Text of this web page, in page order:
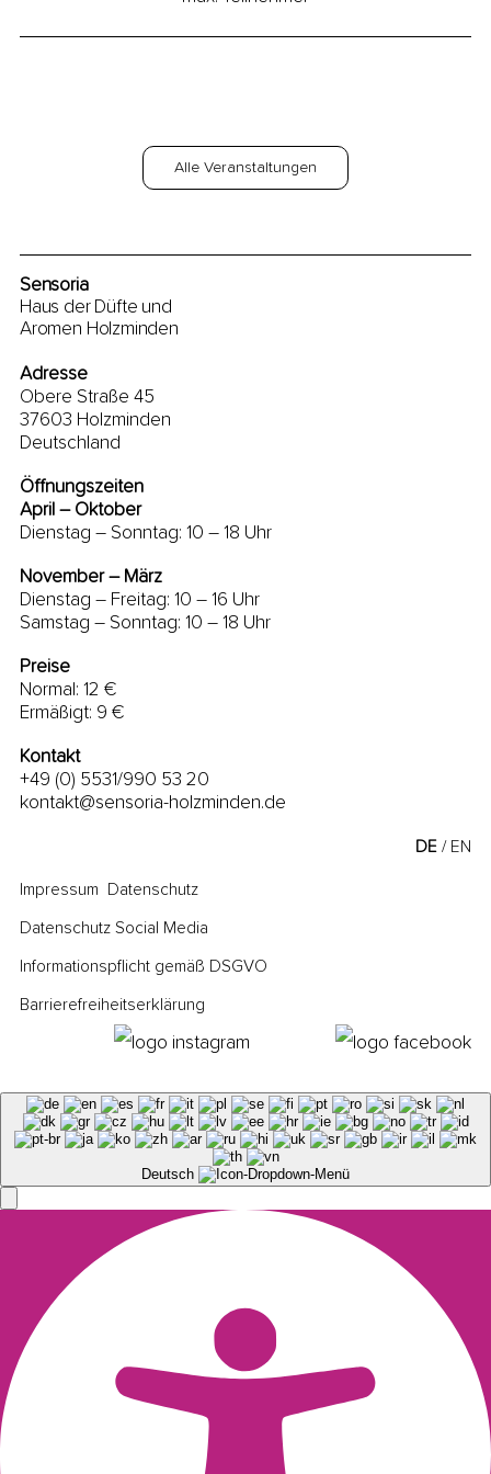
Alle Veranstaltungen
Sensoria
Haus der Düfte und
Aromen Holzminden
Adresse
Obere Straße 45
37603 Holzminden
Deutschland
Öffnungszeiten
April – Oktober
Dienstag – Sonntag: 10 – 18 Uhr
November – März
Dienstag – Freitag: 10 – 16 Uhr
Samstag – Sonntag: 10 – 18 Uhr
Preise
Normal: 12 €
Ermäßigt: 9 €
Kontakt
+49 (0) 5531/990 53 20
kontakt@sensoria-holzminden.de
DE EN
Impressum Datenschutz
Datenschutz Social Media
Informationspflicht gemäß DSGVO
Barrierefreiheitserklärung
Deutsch